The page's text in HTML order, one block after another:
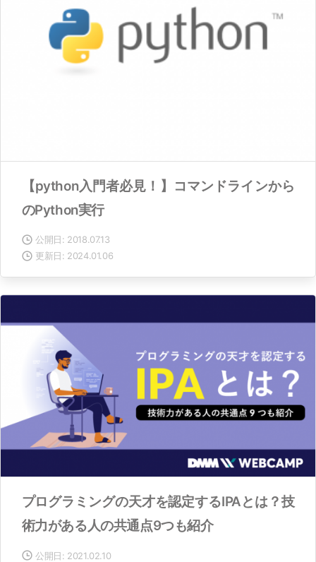
【python入門者必見！】コマンドラインから
のPython実行
公開日: 2018.07.13
更新日: 2024.01.06
プログラミングの天才を認定するIPAとは？技
術力がある人の共通点9つも紹介
公開日: 2021.02.10